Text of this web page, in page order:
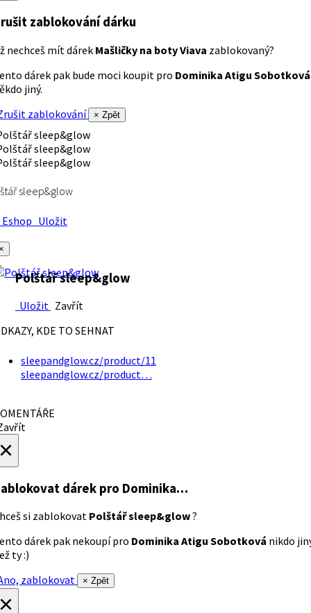
zablokování dárku
nechceš mít dárek Mašličky na boty Viava zablokovaný?
dárek pak bude moci koupit pro Dominika Atigu Sobotková
jiný.
zablokování
× Zpět
sleep&glow
Uložit
Polštář sleep&glow
Uložit Zavřít
KDE TO SEHNAT
sleepandglow.cz/product/11
sleepandglow.cz/product…
dárek pro Dominika…
si zablokovat Polštář sleep&glow?
dárek pak nekoupí pro Dominika Atigu Sobotková nikdo
ty :)
zablokovat
× Zpět